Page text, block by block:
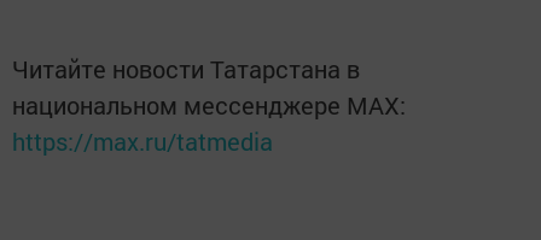
Читайте новости Татарстана в
национальном мессенджере MАХ:
https://max.ru/tatmedia